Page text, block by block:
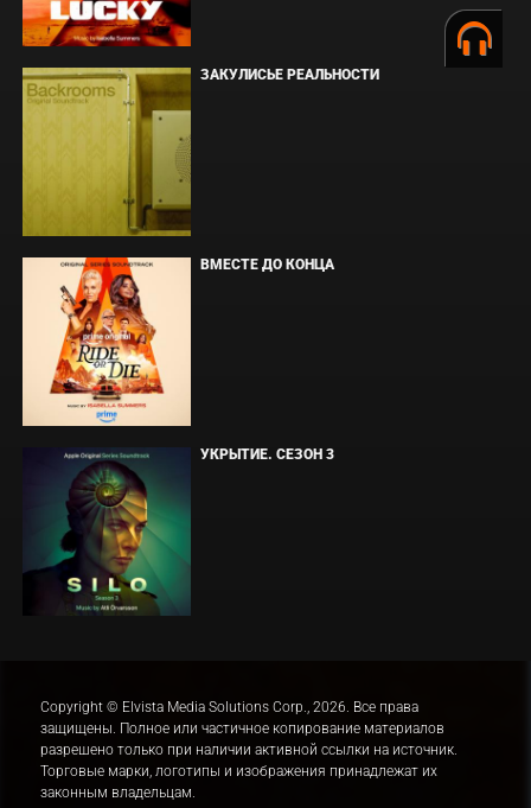
ЗАКУЛИСЬЕ РЕАЛЬНОСТИ
ВМЕСТЕ ДО КОНЦА
УКРЫТИЕ. СЕЗОН 3
Copyright © Elvista Media Solutions Corp., 2026. Все права
защищены. Полное или частичное копирование материалов
разрешено только при наличии активной ссылки на источник.
Торговые марки, логотипы и изображения принадлежат их
законным владельцам.